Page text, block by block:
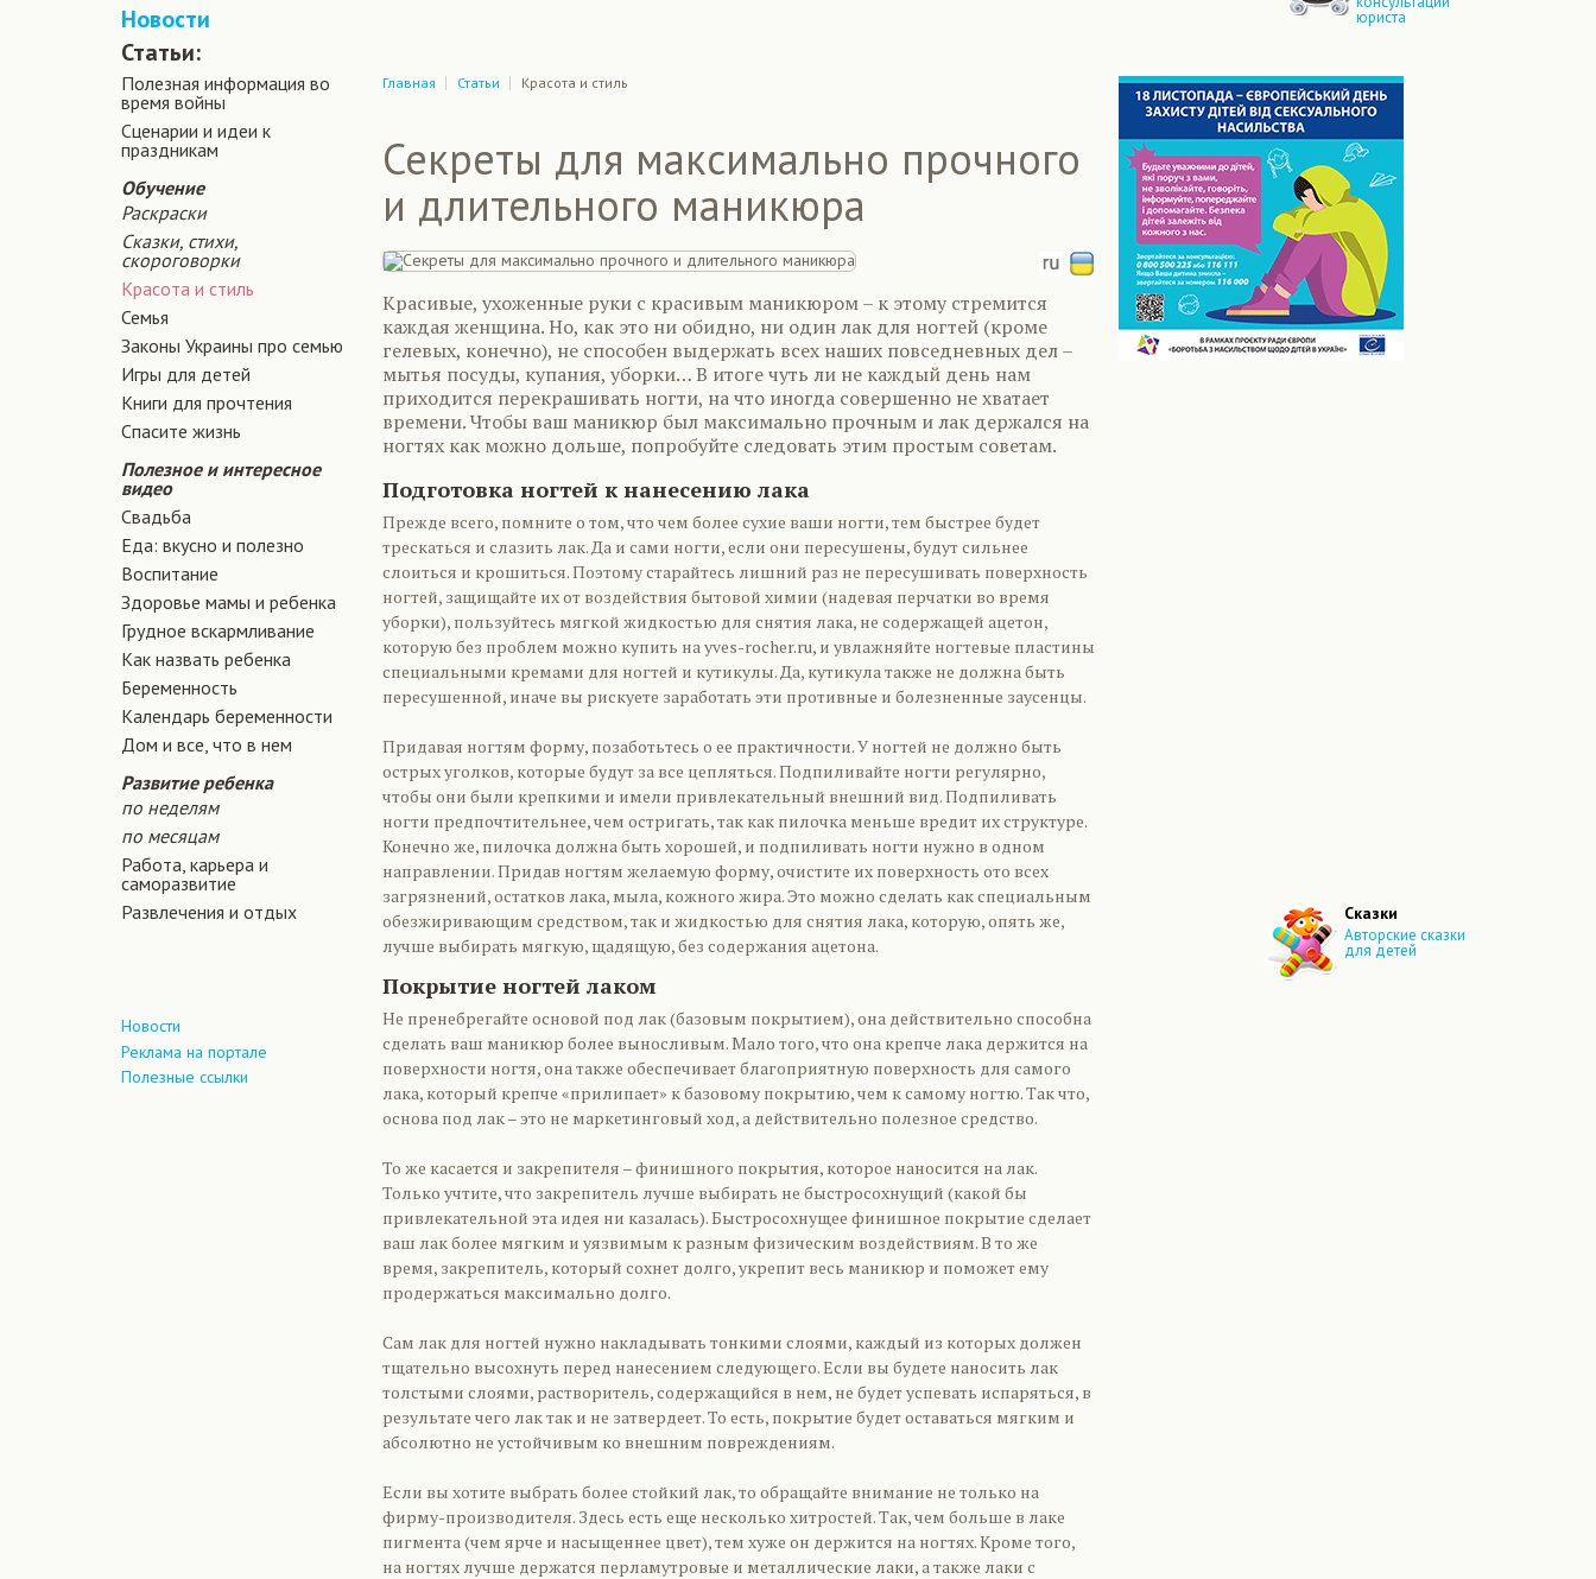
Новости
Статьи:
Полезная информация во
время войны
Сценарии и идеи к
праздникам
Обучение
Раскраски
Сказки, стихи,
скороговорки
Красота и стиль
Семья
Законы Украины про семью
Игры для детей
Книги для прочтения
Спасите жизнь
Полезное и интересное
видео
Свадьба
Еда: вкусно и полезно
Воспитание
Здоровье мамы и ребенка
Грудное вскармливание
Как назвать ребенка
Беременность
Календарь беременности
Дом и все, что в нем
Развитие ребенка
по неделям
по месяцам
Работа, карьера и
саморазвитие
Развлечения и отдых
Новости
Реклама на портале
Полезные ссылки
юриста
Главная Статьи Красота и стиль
Секреты для максимально прочного
и длительного маникюра
Красивые, ухоженные руки с красивым маникюром – к этому стремится
каждая женщина. Но, как это ни обидно, ни один лак для ногтей (кроме
гелевых, конечно), не способен выдержать всех наших повседневных дел –
мытья посуды, купания, уборки… В итоге чуть ли не каждый день нам
приходится перекрашивать ногти, на что иногда совершенно не хватает
времени. Чтобы ваш маникюр был максимально прочным и лак держался на
ногтях как можно дольше, попробуйте следовать этим простым советам.
Подготовка ногтей к нанесению лака
Прежде всего, помните о том, что чем более сухие ваши ногти, тем быстрее будет
трескаться и слазить лак. Да и сами ногти, если они пересушены, будут сильнее
слоиться и крошиться. Поэтому старайтесь лишний раз не пересушивать поверхность
ногтей, защищайте их от воздействия бытовой химии (надевая перчатки во время
уборки), пользуйтесь мягкой жидкостью для снятия лака, не содержащей ацетон,
которую без проблем можно купить на yves-rocher.ru, и увлажняйте ногтевые пластины
специальными кремами для ногтей и кутикулы. Да, кутикула также не должна быть
пересушенной, иначе вы рискуете заработать эти противные и болезненные заусенцы.
Придавая ногтям форму, позаботьтесь о ее практичности. У ногтей не должно быть
острых уголков, которые будут за все цепляться. Подпиливайте ногти регулярно,
чтобы они были крепкими и имели привлекательный внешний вид. Подпиливать
ногти предпочтительнее, чем остригать, так как пилочка меньше вредит их структуре.
Конечно же, пилочка должна быть хорошей, и подпиливать ногти нужно в одном
направлении. Придав ногтям желаемую форму, очистите их поверхность ото всех
загрязнений, остатков лака, мыла, кожного жира. Это можно сделать как специальным
обезжиривающим средством, так и жидкостью для снятия лака, которую, опять же,
лучше выбирать мягкую, щадящую, без содержания ацетона.
Покрытие ногтей лаком
Не пренебрегайте основой под лак (базовым покрытием), она действительно способна
сделать ваш маникюр более выносливым. Мало того, что она крепче лака держится на
поверхности ногтя, она также обеспечивает благоприятную поверхность для самого
лака, который крепче «прилипает» к базовому покрытию, чем к самому ногтю. Так что,
основа под лак – это не маркетинговый ход, а действительно полезное средство.
То же касается и закрепителя – финишного покрытия, которое наносится на лак.
Только учтите, что закрепитель лучше выбирать не быстросохнущий (какой бы
привлекательной эта идея ни казалась). Быстросохнущее финишное покрытие сделает
ваш лак более мягким и уязвимым к разным физическим воздействиям. В то же
время, закрепитель, который сохнет долго, укрепит весь маникюр и поможет ему
продержаться максимально долго.
Сам лак для ногтей нужно накладывать тонкими слоями, каждый из которых должен
тщательно высохнуть перед нанесением следующего. Если вы будете наносить лак
толстыми слоями, растворитель, содержащийся в нем, не будет успевать испаряться, в
результате чего лак так и не затвердеет. То есть, покрытие будет оставаться мягким и
абсолютно не устойчивым ко внешним повреждениям.
Если вы хотите выбрать более стойкий лак, то обращайте внимание не только на
фирму-производителя. Здесь есть еще несколько хитростей. Так, чем больше в лаке
пигмента (чем ярче и насыщеннее цвет), тем хуже он держится на ногтях. Кроме того,
на ногтях лучше держатся перламутровые и металлические лаки, а также лаки с
Сказки
Авторские сказки
для детей